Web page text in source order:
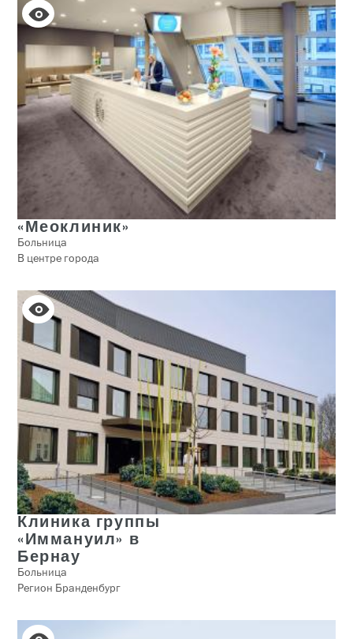
«Меоклиник»
Больница
В центре города
Клиника группы
«Иммануил» в
Бернау
Больница
Регион Бранденбург